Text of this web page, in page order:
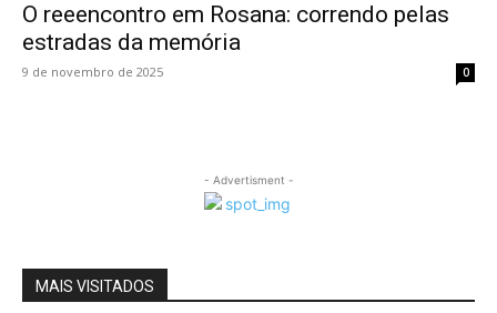
O reeencontro em Rosana: correndo pelas
estradas da memória
9 de novembro de 2025 0
- Advertisment -
MAIS VISITADOS